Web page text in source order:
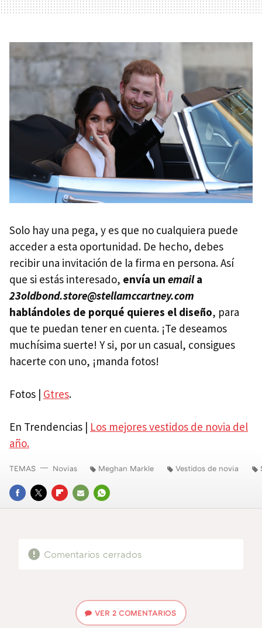
Solo hay una pega, y es que no cualquiera puede
acceder a esta oportunidad. De hecho, debes
recibir una invitación de la firma en persona. Así
que si estás interesado, envía un emaila
23oldbond.store@stellamccartney.com
hablándoles de porqué quieres el diseño, para
que te puedan tener en cuenta. ¡Te deseamos
muchísima suerte! Y si, por un casual, consigues
hacerte con uno, ¡manda fotos!
Fotos | Gtres.
En Trendencias | Los mejores vestidos de novia del
año.
FACEBOOK
TWITTERFLIPBOARD
E-
WHATSAPP
TEMAS Novias Meghan Markle Vestidos de novia
Comentarios cerrados
VER2 COMENTARIOS